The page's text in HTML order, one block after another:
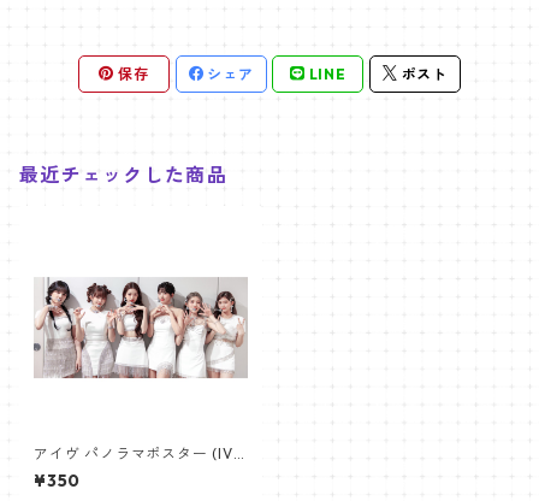
保存 シェア LINE ポスト
最近チェックした商品
アイヴ パノラマポスター (IVE
Poster) 700*330mm 【IVE-
03】
¥350